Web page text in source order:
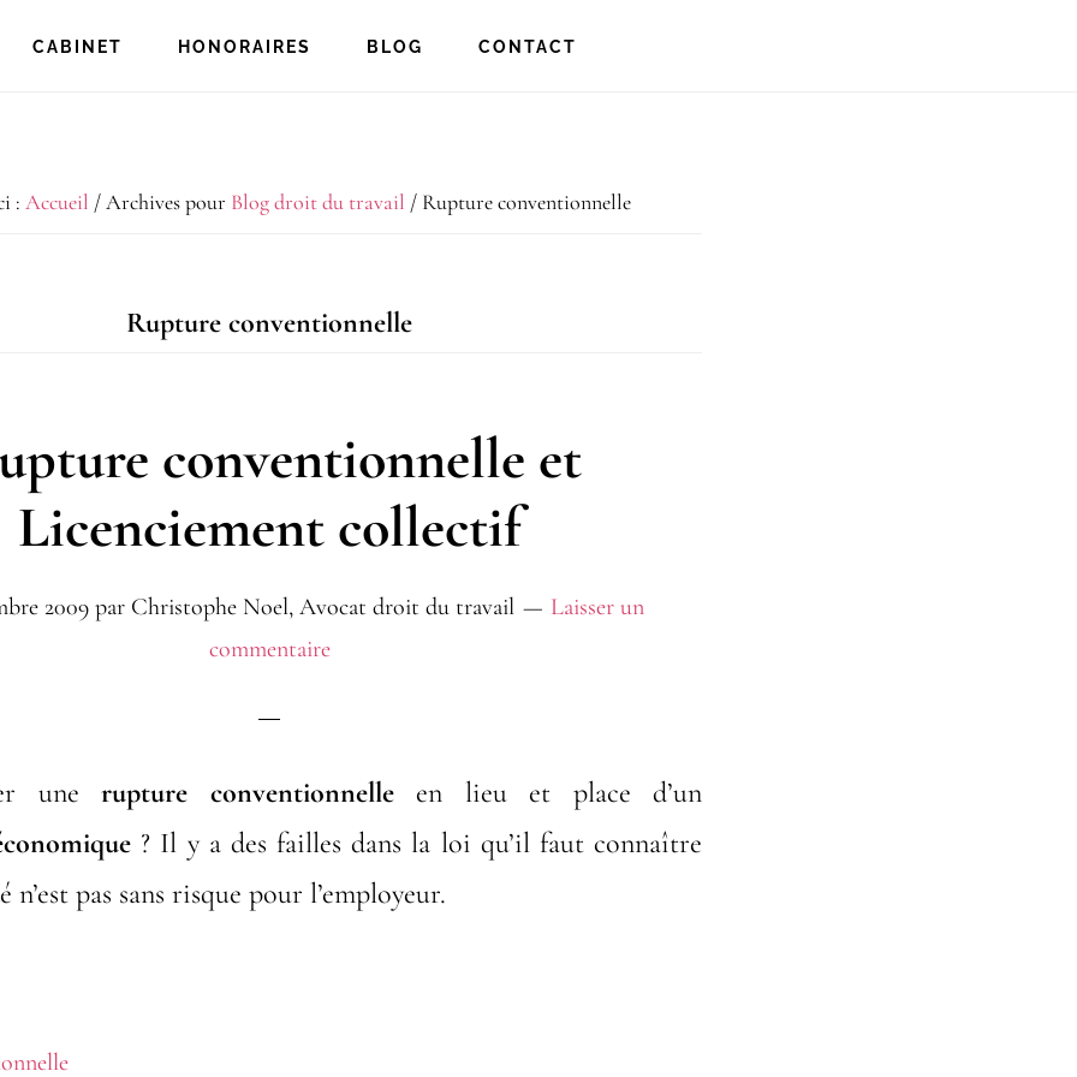
CABINET HONORAIRES BLOG CONTACT
: Accueil /Archives pour Blog droit du travail / Rupture conventionnelle
Rupture conventionnelle
conventionnelle et
Licenciement collectif
2009par Christophe Noel, Avocat droit du travail
Laisser un
commentaire
unerupture conventionnelleen lieu et place d’un
? Il y a des failles dans la loi qu’il faut connaître
n’est pas sans risque pour l’employeur.